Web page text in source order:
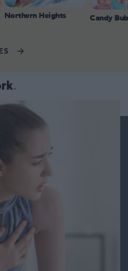
Northern Heights Candy